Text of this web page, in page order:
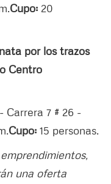
Cupo: 20
por los trazos
Centro
Carrera 7 # 26 -
Cupo: 15 personas.
una oferta